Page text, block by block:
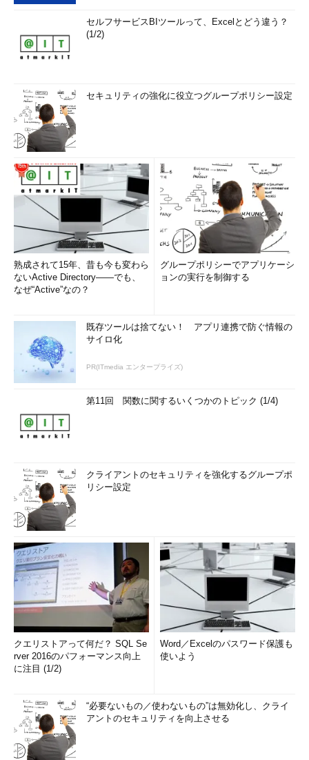
セルフサービスBIツールって、Excelとどう違う？
(1/2)
セキュリティの強化に役立つグループポリシー設定
熟成されて15年、昔も今も変わら
ないActive Directory――でも、
なぜ“Active”なの？
グループポリシーでアプリケーシ
ョンの実行を制御する
既存ツールは捨てない！ アプリ連携で防ぐ情報の
サイロ化
PR(ITmedia エンタープライズ)
第11回 関数に関するいくつかのトピック (1/4)
クライアントのセキュリティを強化するグループポ
リシー設定
クエリストアって何だ？ SQL Se
rver 2016のパフォーマンス向上
に注目 (1/2)
Word／Excelのパスワード保護も
使いよう
“必要ないもの／使わないもの”は無効化し、クライ
アントのセキュリティを向上させる